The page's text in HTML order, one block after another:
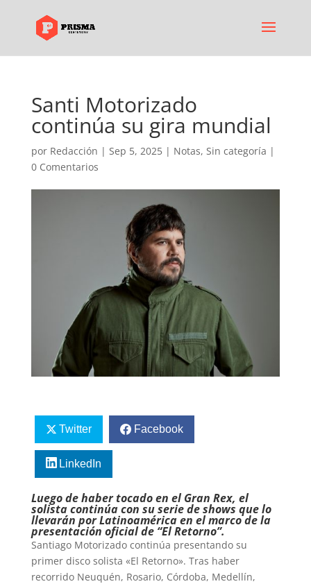
Santi Motorizado
continúa su gira mundial
por Redacción | Sep 5, 2025| Notas, Sin categoría |
0 Comentarios
Twitter Facebook
LinkedIn
Luego de haber tocado en el Gran Rex, el
solista continúa con su serie de shows que lo
llevarán por Latinoamérica en el marco de la
presentación oficial de “El Retorno”.
Santiago Motorizado continúa presentando su
primer disco solista «El Retorno». Tras haber
recorrido Neuquén, Rosario, Córdoba, Medellín,